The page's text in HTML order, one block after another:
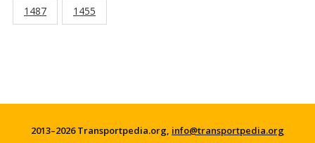
1487 1455
2013–2026 Transportpedia.org, info@transportpedia.org